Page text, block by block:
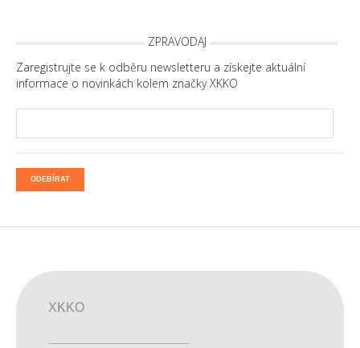
ZPRAVODAJ
Zaregistrujte se k odběru newsletteru a získejte aktuální
informace o novinkách kolem značky XKKO
ODEBÍRAT
XKKO